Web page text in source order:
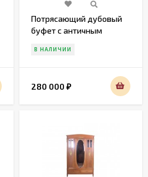
Потрясающий дубовый
буфет с античным
В НАЛИЧИИ
280 000 ₽